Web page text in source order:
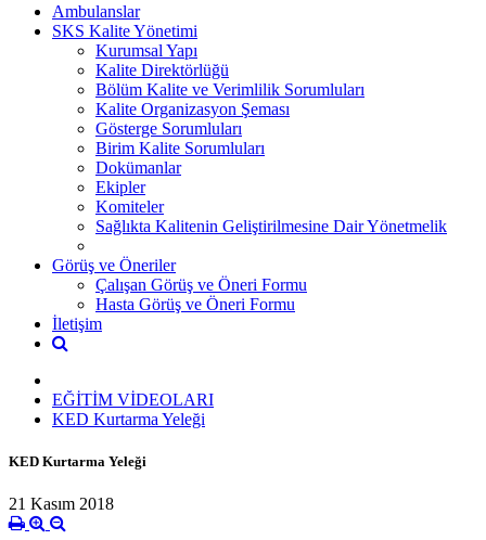
Ambulanslar
SKS Kalite Yönetimi
Kurumsal Yapı
Kalite Direktörlüğü
Bölüm Kalite ve Verimlilik Sorumluları
Kalite Organizasyon Şeması
Gösterge Sorumluları
Birim Kalite Sorumluları
Dokümanlar
Ekipler
Komiteler
Sağlıkta Kalitenin Geliştirilmesine Dair Yönetmelik
Görüş ve Öneriler
Çalışan Görüş ve Öneri Formu
Hasta Görüş ve Öneri Formu
İletişim
EĞİTİM VİDEOLARI
KED Kurtarma Yeleği
KED Kurtarma Yeleği
21 Kasım 2018